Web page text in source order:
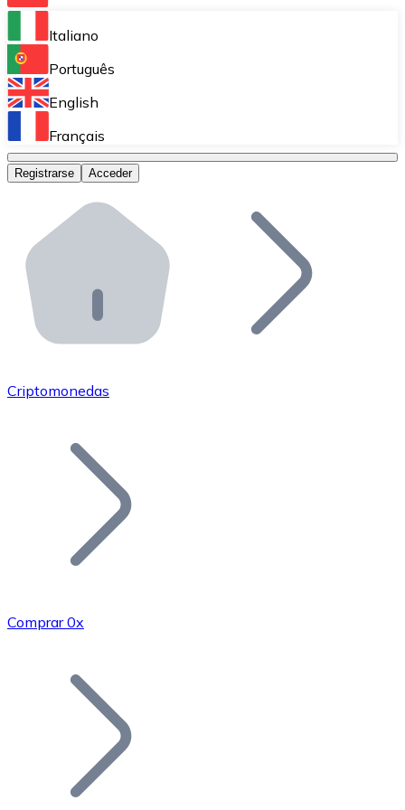
Bitnovo Ramp
Integra nuestra solución en tu plataforma.
Bitnovo Giftcards
Bitnovo OTC
Bitnovo ATM
Integra un ATM Bitnovo en tu negocio y permite que
Bitnovo API
Integra nuestra API en tu ecosistema.
Únete a nuestra red de distribuidores.
Añade tu proyecto a nuestro ecosistema.
Bitcoin
Italiano
Português
English
Français
Registrarse Acceder
Criptomonedas
Comprar 0x